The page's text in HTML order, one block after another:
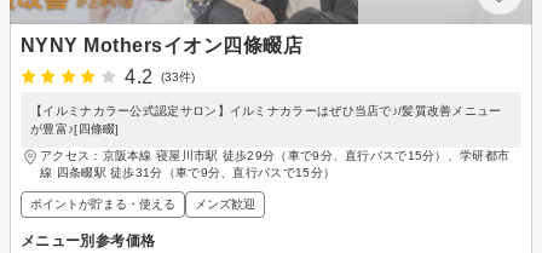
NYNY Mothersイオン四條畷店
4.2
(33件)
【イルミナカラー公式認定サロン】イルミナカラーはぜひ当店で♪/髪質改善メニュー
が豊富♪[四條畷]
アクセス：京阪本線 寝屋川市駅 徒歩29分（車で9分、直行バスで15分）、学研都市
線 四条畷駅 徒歩31分（車で9分、直行バスで15分）
ポイントが貯まる・使える メンズ歓迎
メニュー別参考価格